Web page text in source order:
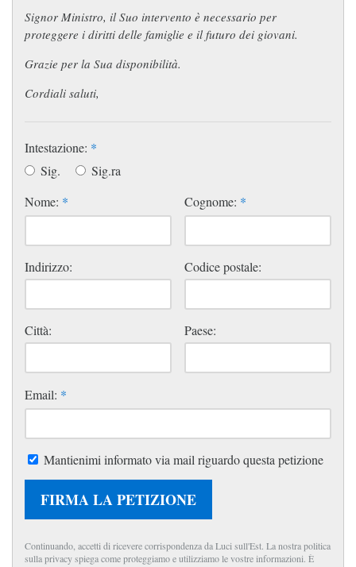
Signor Ministro, il Suo intervento è necessario per
proteggere i diritti delle famiglie e il futuro dei giovani.
Grazie per la Sua disponibilità.
Cordiali saluti,
Intestazione: *
Sig.
Sig.ra
Nome: * Cognome: *
Indirizzo: Codice postale:
Città: Paese:
Email: *
Mantienimi informato via mail riguardo questa petizione
FIRMA LA PETIZIONE
Continuando, accetti di ricevere corrispondenza da Luci sull'Est. La nostra politica
sulla privacy spiega come proteggiamo e utilizziamo le vostre informazioni. È